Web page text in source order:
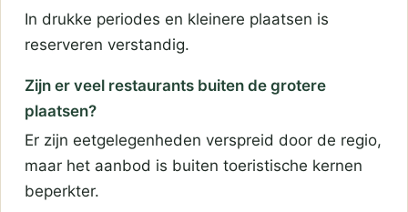
In drukke periodes en kleinere plaatsen is
reserveren verstandig.
Zijn er veel restaurants buiten de grotere
plaatsen?
Er zijn eetgelegenheden verspreid door de regio,
maar het aanbod is buiten toeristische kernen
beperkter.